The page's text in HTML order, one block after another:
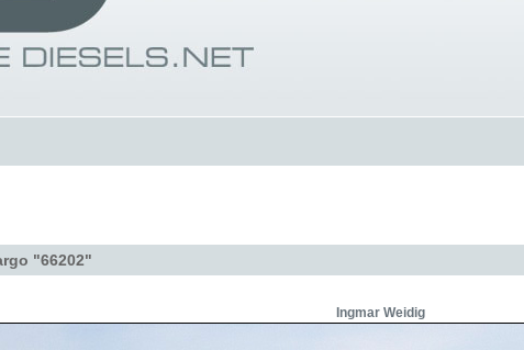
"66202"
Ingmar Weidig